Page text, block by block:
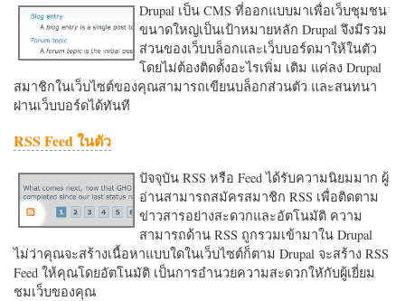
Drupal เป็น CMS ที่ออกแบบมาเพื่อเว็บชุมชน
ขนาดใหญ่เป็นเป้าหมายหลัก Drupal จึงมีรวม
ส่วนของเว็บบล็อกและเว็บบอร์ดมาให้ในตัว
โดยไม่ต้องติดตั้งอะไรเพิ่ม เติม แค่ลง Drupal
สมาชิกในเว็บไซต์ของคุณสามารถเขียนบล็อกส่วนตัว และสนทนา
ผ่านเว็บบอร์ดได้ทันที
RSS Feed ในตัว
ปัจจุบัน RSS หรือ Feed ได้รับความนิยมมาก ผู้
อ่านสามารถสมัครสมาชิก RSS เพื่อติดตาม
ข่าวสารอย่างสะดวกและอัตโนมัติ ความ
สามารถด้าน RSS ถูกรวมเข้ามาใน Drupal
ไม่ว่าคุณจะสร้างเนื้อหาแบบใดในเว็บไซต์ก็ตาม Drupal จะสร้าง RSS
Feed ให้คุณโดยอัตโนมัติ เป็นการอำนวยความสะดวกใหักับผู้เยี่ยม
ชมเว็บของคุณ